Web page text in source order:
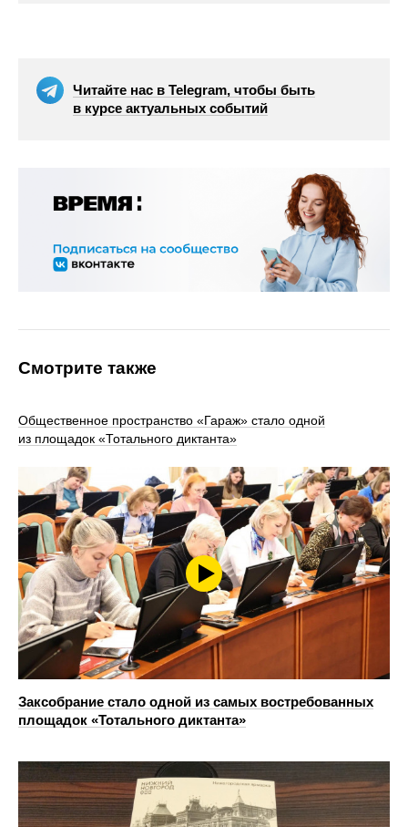
Читайте нас в Telegram, чтобы быть
в курсе актуальных событий
Смотрите также
Общественное пространство «Гараж» стало одной
из площадок «Тотального диктанта»
Заксобрание стало одной из самых востребованных
площадок «Тотального диктанта»